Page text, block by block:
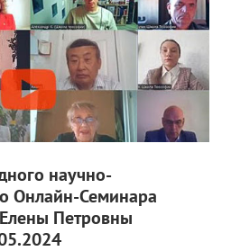
научно-
Онлайн-Семинара
Петровны